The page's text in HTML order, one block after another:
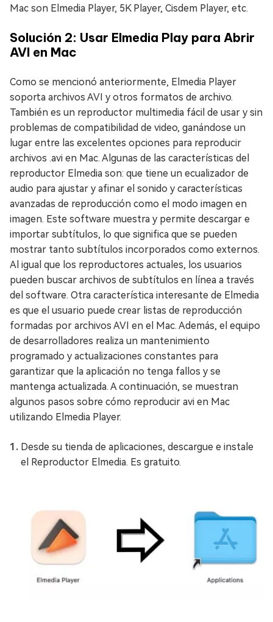
Mac son Elmedia Player, 5K Player, Cisdem Player, etc.
Solución 2: Usar Elmedia Play para Abrir
AVI en Mac
Como se mencionó anteriormente, Elmedia Player
soporta archivos AVI y otros formatos de archivo.
También es un reproductor multimedia fácil de usar y sin
problemas de compatibilidad de video, ganándose un
lugar entre las excelentes opciones para reproducir
archivos .avi en Mac. Algunas de las características del
reproductor Elmedia son: que tiene un ecualizador de
audio para ajustar y afinar el sonido y características
avanzadas de reproducción como el modo imagen en
imagen. Este software muestra y permite descargar e
importar subtítulos, lo que significa que se pueden
mostrar tanto subtítulos incorporados como externos.
Al igual que los reproductores actuales, los usuarios
pueden buscar archivos de subtítulos en línea a través
del software. Otra característica interesante de Elmedia
es que el usuario puede crear listas de reproducción
formadas por archivos AVI en el Mac. Además, el equipo
de desarrolladores realiza un mantenimiento
programado y actualizaciones constantes para
garantizar que la aplicación no tenga fallos y se
mantenga actualizada. A continuación, se muestran
algunos pasos sobre cómo reproducir avi en Mac
utilizando Elmedia Player.
Desde su tienda de aplicaciones, descargue e instale
el Reproductor Elmedia. Es gratuito.